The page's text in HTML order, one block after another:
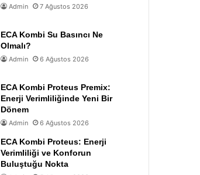
Admin 7 Ağustos 2026
ECA Kombi Su Basıncı Ne
Olmalı?
Admin 6 Ağustos 2026
ECA Kombi Proteus Premix:
Enerji Verimliliğinde Yeni Bir
Dönem
Admin 6 Ağustos 2026
ECA Kombi Proteus: Enerji
Verimliliği ve Konforun
Buluştuğu Nokta